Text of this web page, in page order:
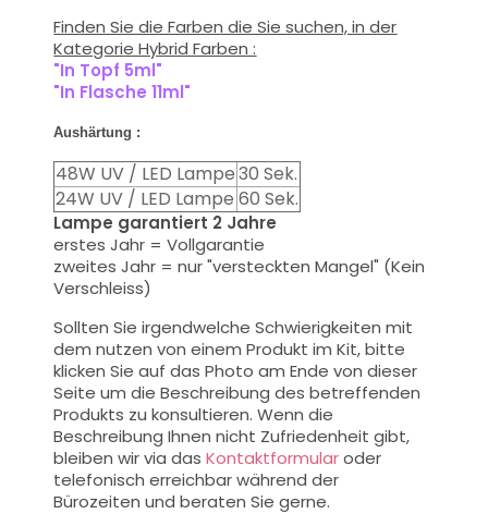
Finden Sie die Farben die Sie suchen, in der
Kategorie Hybrid Farben :
"In Topf 5ml"
"In Flasche 11ml"
Aushärtung :
48W UV / LED Lampe30 Sek.
24W UV / LED Lampe 60 Sek.
Lampe garantiert 2 Jahre
erstes Jahr = Vollgarantie
zweites Jahr = nur "versteckten Mangel" (Kein
Verschleiss)
Sollten Sie irgendwelche Schwierigkeiten mit
dem nutzen von einem Produkt im Kit, bitte
klicken Sie auf das Photo am Ende von dieser
Seite um dieBeschreibung des betreffenden
Produkts zu konsultieren.Wenn die
Beschreibung Ihnen nicht Zufriedenheit gibt,
bleiben wirvia dasKontaktformularoder
telefonisch erreichbar während der
Bürozeiten und beraten Sie gerne.